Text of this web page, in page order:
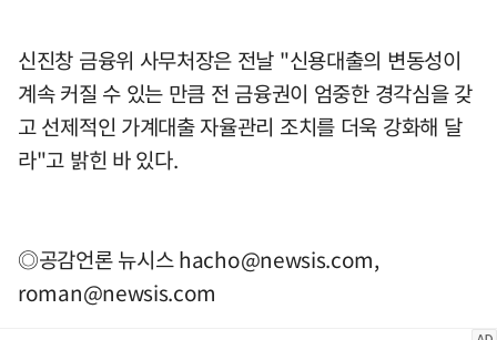
신진창 금융위 사무처장은 전날 "신용대출의 변동성이
계속 커질 수 있는 만큼 전 금융권이 엄중한 경각심을 갖
고 선제적인 가계대출 자율관리 조치를 더욱 강화해 달
라"고 밝힌 바 있다.
◎공감언론 뉴시스hacho@newsis.com,
roman@newsis.com